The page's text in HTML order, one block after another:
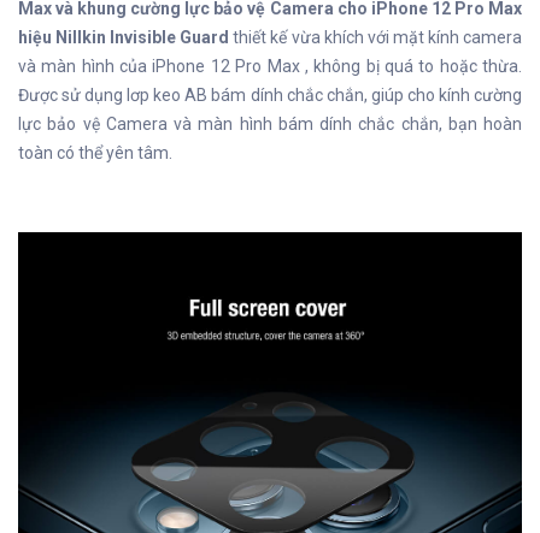
Max và khung cường lực bảo vệ Camera cho iPhone 12 Pro Max
hiệu Nillkin Invisible Guard thiết kế vừa khích với mặt kính camera
và màn hình của iPhone 12 Pro Max , không bị quá to hoặc thừa.
Được sử dụng lơp keo AB bám dính chắc chắn, giúp cho kính cường
lực bảo vệ Camera và màn hình bám dính chắc chắn, bạn hoàn
toàn có thể yên tâm.